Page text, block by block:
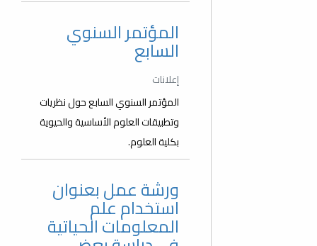
المؤتمر السنوي السابع حول نظريات
وتطبيقات العلوم الأساسية والحيوية